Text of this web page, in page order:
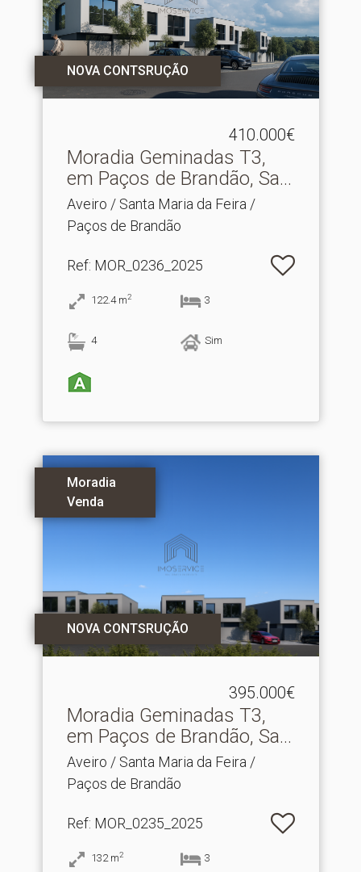
NOVA CONTSRUÇÃO
410.000€
Moradia Geminadas T3,
em Paços de Brandão, Sa.​..
Aveiro / Santa Maria da Feira /
Paços de Brandão
Ref: MOR_0236_2025
122.4 m2 3
4 Sim
Moradia
Venda
NOVA CONTSRUÇÃO
395.000€
Moradia Geminadas T3,
em Paços de Brandão, Sa.​..
Aveiro / Santa Maria da Feira /
Paços de Brandão
Ref: MOR_0235_2025
132 m2 3